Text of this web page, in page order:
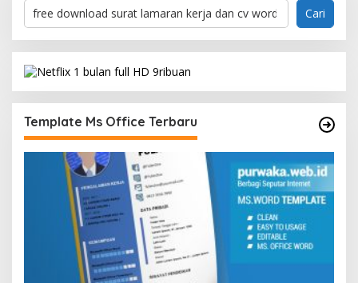
Cari
Template Ms Office Terbaru